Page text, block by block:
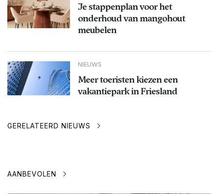
Je stappenplan voor het
onderhoud van mangohout
meubelen
NIEUWS
Meer toeristen kiezen een
vakantiepark in Friesland
GERELATEERD NIEUWS
AANBEVOLEN